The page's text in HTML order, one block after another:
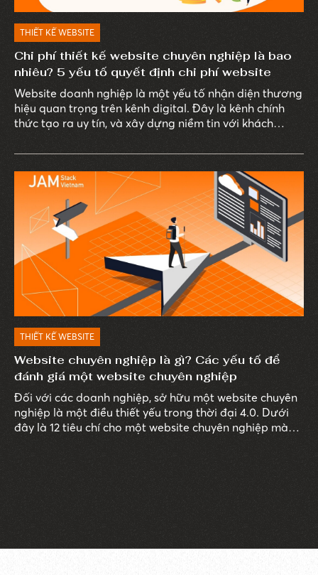
THIẾT KẾ WEBSITE
Chi phí thiết kế website chuyên nghiệp là bao
nhiêu? 5 yếu tố quyết định chi phí website
Website doanh nghiệp là một yếu tố nhận diện thương
hiệu quan trọng trên kênh digital. Đây là kênh chính
thức tạo ra uy tín, và xây dựng niềm tin với khách
THIẾT KẾ WEBSITE
Website chuyên nghiệp là gì? Các yếu tố để
đánh giá một website chuyên nghiệp
Đối với các doanh nghiệp, sở hữu một website chuyên
nghiệp là một điều thiết yếu trong thời đại 4.0. Dưới
đây là 12 tiêu chí cho một website chuyên nghiệp mà